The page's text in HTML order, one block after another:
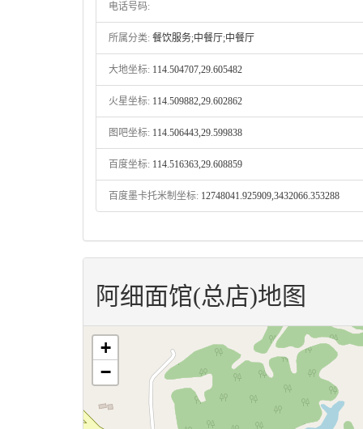
电话号码:
所属分类: 餐饮服务;中餐厅;中餐厅
大地坐标: 114.504707,29.605482
火星坐标: 114.509882,29.602862
图吧坐标: 114.506443,29.599838
百度坐标: 114.516363,29.608859
百度墨卡托米制坐标: 12748041.925909,3432066.353288
阿细面馆(总店)地图
+
−